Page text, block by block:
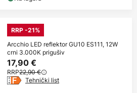
RRP -21%
Arcchio LED reflektor GU10 ES111, 12W
crni 3.000K prigušiv
17,90 €
RRP22,90 €
Tehnički list